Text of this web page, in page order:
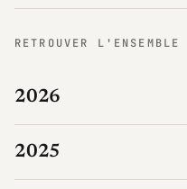
RETROUVER
2026
2025